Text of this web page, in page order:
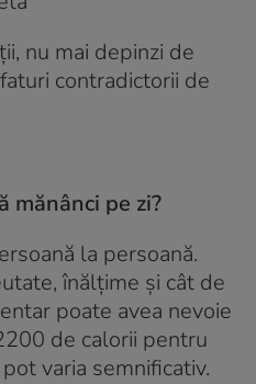
nu mai depinzi de
contradictorii de
mănânci pe zi?
la persoană.
înălțime și cât de
poate avea nevoie
de calorii pentru
varia semnificativ.